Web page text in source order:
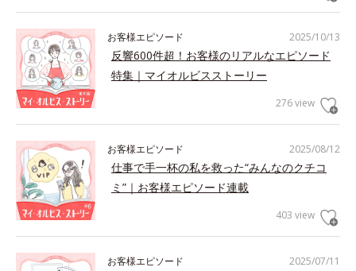
2025/10/13
お客様エピソード
反響600件超！お客様のリアルなエピソード
特集｜マイオルビスストーリー
276 view
2025/08/12
お客様エピソード
仕事で手一杯の私を救った“みんなのクチコ
ミ”｜お客様エピソード連載
403 view
2025/07/11
お客様エピソード